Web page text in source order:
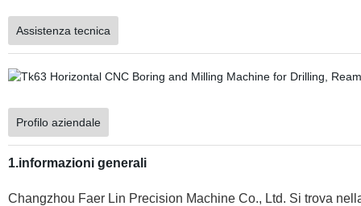
Assistenza tecnica
Profilo aziendale
1.informazioni generali
Changzhou Faer Lin Precision Machine Co., Ltd. Si trova